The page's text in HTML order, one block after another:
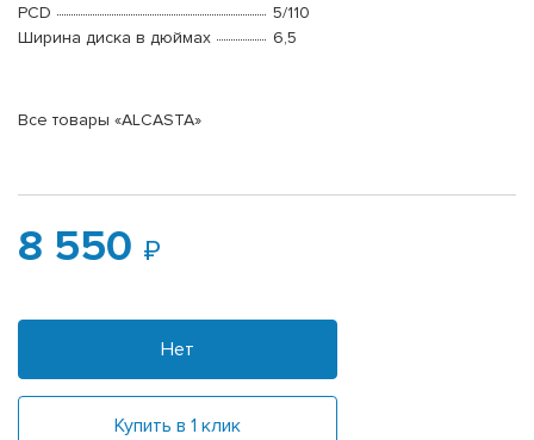
PCD
5/110
Ширина диска в дюймах
6,5
Все товары «ALCASTA»
8 550
Нет
Купить в 1 клик